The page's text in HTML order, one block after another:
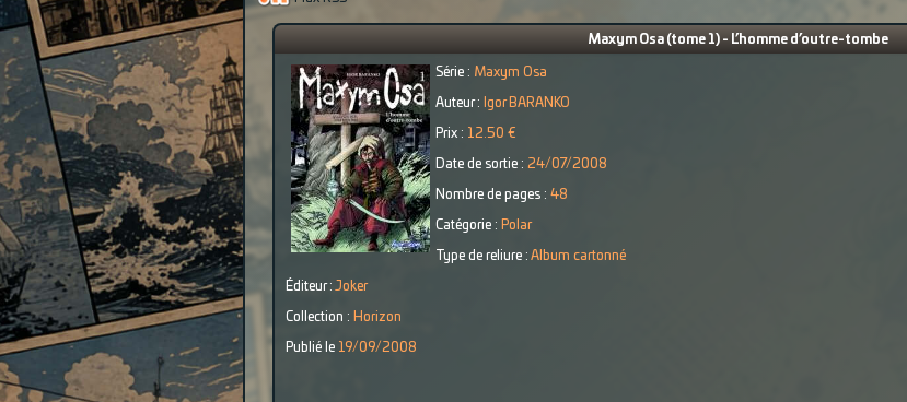
Maxym Osa (tome 1) - L’homme d’outre-tombe
Série : Maxym Osa
Auteur : Igor BARANKO
Prix : 12.50 €
Date de sortie : 24/07/2008
Nombre de pages : 48
Catégorie : Polar
Type de reliure : Album cartonné
Éditeur : Joker
Collection : Horizon
Publié le 19/09/2008